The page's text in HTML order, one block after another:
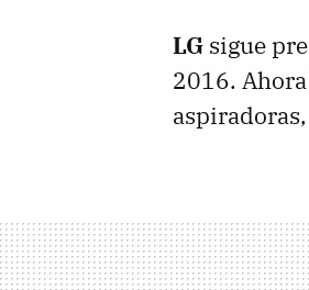
LG sigue
2016.